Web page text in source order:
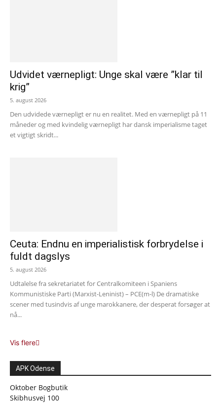
Udvidet værnepligt: Unge skal være ”klar til
krig”
5. august 2026
Den udvidede værnepligt er nu en realitet. Med en værnepligt på 11
måneder og med kvindelig værnepligt har dansk imperialisme taget
et vigtigt skridt...
Ceuta: Endnu en imperialistisk forbrydelse i
fuldt dagslys
5. august 2026
Udtalelse fra sekretariatet for Centralkomiteen i Spaniens
Kommunistiske Parti (Marxist-Leninist) – PCE(m-l) De dramatiske
scener med tusindvis af unge marokkanere, der desperat forsøger at
nå...
Vis flere
APK Odense
Oktober Bogbutik
Skibhusvej 100